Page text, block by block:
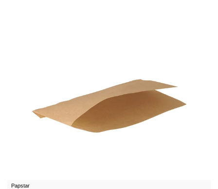
Papstar